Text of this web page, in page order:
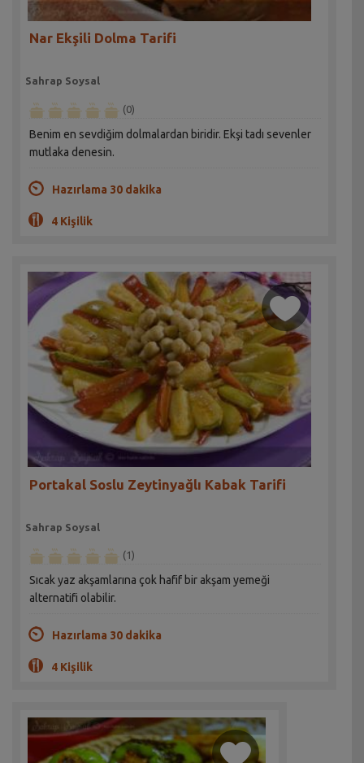
Nar Ekşili Dolma Tarifi
Sahrap Soysal
(0)
Benim en sevdiğim dolmalardan biridir. Ekşi tadı sevenler
mutlaka denesin.
Hazırlama 30 dakika
4 Kişilik
Portakal Soslu Zeytinyağlı Kabak Tarifi
Sahrap Soysal
(1)
Sıcak yaz akşamlarına çok hafif bir akşam yemeği
alternatifi olabilir.
Hazırlama 30 dakika
4 Kişilik